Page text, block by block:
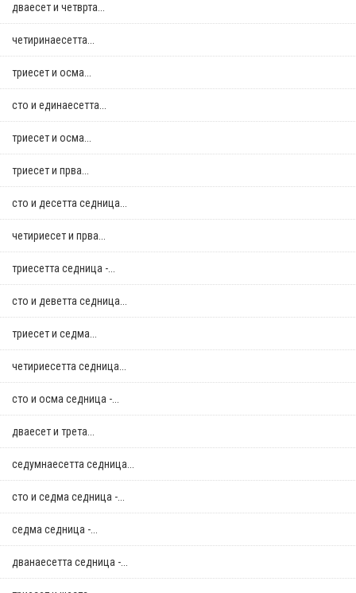
дваесет и четврта...
четиринаесетта...
триесет и осма...
сто и единаесетта...
триесет и осма...
триесет и прва...
сто и десетта седница...
четириесет и прва...
триесетта седница -...
сто и деветта седница...
триесет и седма...
четириесетта седница...
сто и осма седница -...
дваесет и трета...
седумнаесетта седница...
сто и седма седница -...
седма седница -...
дванаесетта седница -...